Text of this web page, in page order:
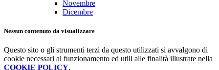
Novembre
Dicembre
Nessun contenuto da visualizzare
Questo sito o gli strumenti terzi da questo utilizzati si avvalgono di
cookie necessari al funzionamento ed utili alle finalità illustrate nella
COOKIE POLICY.